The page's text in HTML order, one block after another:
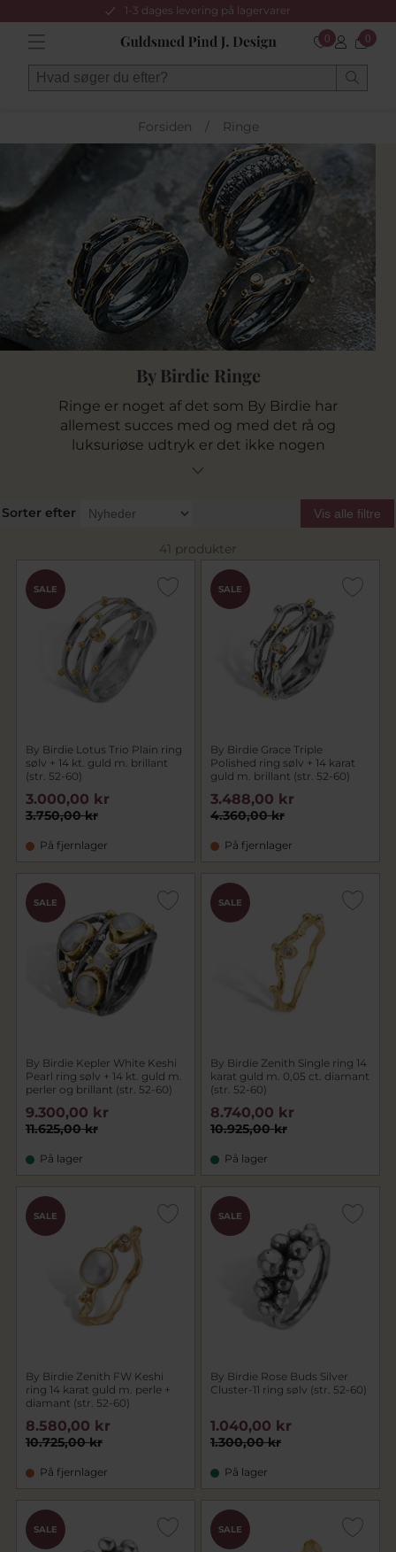
1-3 dages levering på lagervarer
0 0
Forsiden / Ringe
By Birdie Ringe
Ringe er noget af det som By Birdie har
allemest succes med og med det rå og
luksuriøse udtryk er det ikke nogen
overraskelse. Med ringene fra By Birdie får du et
detaljer der sammen med ægte funklende
sten i naturlige former og farver fuldender et
ikonisk By Birdie look. Se alle vores ringe fra By
By Birdie.
Sorter efter Vis alle filtre
41 produkter
SALE
By Birdie Lotus Trio Plain ring
sølv + 14 kt. guld m. brillant
(str. 52-60)
3.750,00 kr
3.000,00 kr
På fjernlager
SALE
By Birdie Grace Triple
Polished ring sølv + 14 karat
guld m. brillant (str. 52-60)
4.360,00 kr
3.488,00 kr
På fjernlager
SALE
By Birdie Kepler White Keshi
Pearl ring sølv + 14 kt. guld m.
perler og brillant (str. 52-60)
11.625,00 kr
9.300,00 kr
På lager
SALE
By Birdie Zenith Single ring 14
karat guld m. 0,05 ct. diamant
(str. 52-60)
10.925,00 kr
8.740,00 kr
På lager
SALE
By Birdie Zenith FW Keshi
ring 14 karat guld m. perle +
diamant (str. 52-60)
10.725,00 kr
8.580,00 kr
På fjernlager
SALE
By Birdie Rose Buds Silver
Cluster-11 ring sølv (str. 52-60)
1.300,00 kr
1.040,00 kr
På lager
SALE SALE